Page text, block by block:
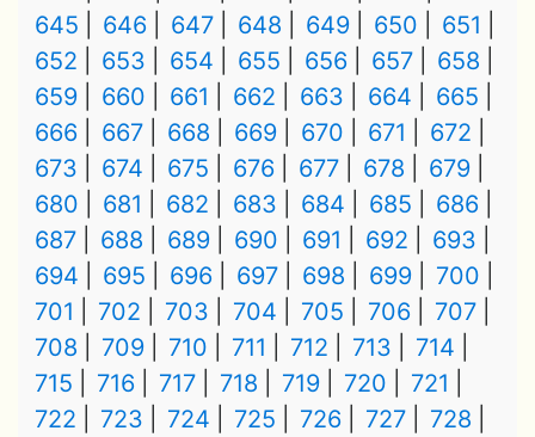
645
646 647 648 649 650
651
652
653 654 655 656 657
658
659
660 661 662 663 664
665
666
667 668 669 670 671
672
673
674 675 676 677 678
679
680
681 682 683 684 685
686
687
688 689 690 691 692
693
694
695 696 697 698 699
700
701
702 703 704 705 706
707
708
709 710 711 712 713
714
715
716 717 718 719 720
721
722
723 724 725 726 727
728